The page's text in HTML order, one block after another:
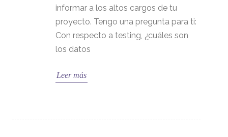
informar a los altos cargos de tu
proyecto. Tengo una pregunta para ti:
Con respecto a testing, ¿cuáles son
los datos
Leer más